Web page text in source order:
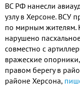
ВС РФ нанесли
узлу в Херсоне. ВСУ
по мирным жителям.
нарушено
совместно с
вражеские опорники,
правом берегу в
районе Херсона,